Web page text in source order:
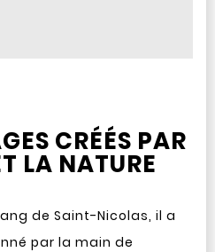
CRÉÉS PAR
LA NATURE
de Saint-Nicolas, il a
par la main de